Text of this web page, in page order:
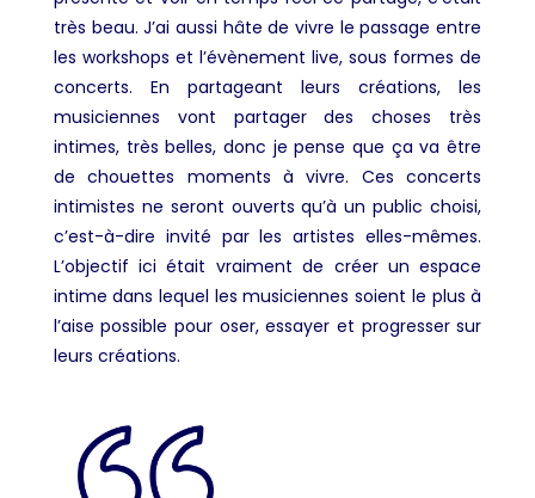
très beau. J’ai aussi hâte de vivre le passage entre
les workshops et l’évènement live, sous formes de
concerts. En partageant leurs créations, les
musiciennes vont partager des choses très
intimes, très belles, donc je pense que ça va être
de chouettes moments à vivre. Ces concerts
intimistes ne seront ouverts qu’à un public choisi,
c’est-à-dire invité par les artistes elles-mêmes.
L’objectif ici était vraiment de créer un espace
intime dans lequel les musiciennes soient le plus à
l’aise possible pour oser, essayer et progresser sur
leurs créations.